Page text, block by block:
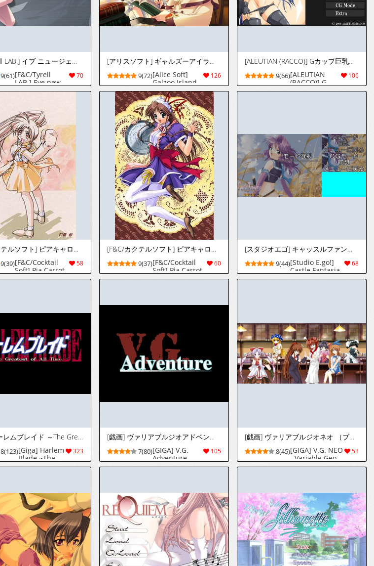
[F&C/Tyrell LAB.] イブ ニュージェネレションエックス
70
9(61)[F&C/Tyrell
LAB.] Eve new
generation X
[アリスソフト] ギャルズーアイランド
126
9(72)[Alice Soft]
Galzoo Island
[ALEUTIAN (RACCO)] Gカップ巨乳ギア ディズィー G-Cup Size a Big Breast Gear Dizzy (ギルティギア)
106
9(66)[ALEUTIAN
(RACCO)] G-
Cup Kyonyuu
[F&C/カクテルソフト] ピアキャロットへようこそ
58
9(39)[F&C/Cocktail
Soft] Pia Carrot
e Youkoso!!
[F&C/カクテルソフト] ピアキャロットようこそ!!2
60
9(37)[F&C/Cocktail
Soft] Pia Carrot
e Youkoso!! 2
[スタジオエゴ] キャッスルファンタジア ～聖魔大戦～
68
9(44)[Studio E.go!]
Castle Fantasia
～Seima Taisen
[戯画] ハーレムブレイド ～The Greatest of All Time.～
323
8(123)[Giga] Harlem
Blade ~The
Greatest of All
[戯画] ヴァリアブルジオアドベンチャーショカイバン
105
7(80)[GIGA] V.G.
Adventure -
Variable Geo
[戯画] ヴァリアブルジオネオ （ブイジーネオ）
53
8(45)[GIGA] V.G. NEO
- Variable Geo
Neo